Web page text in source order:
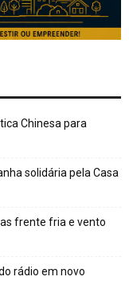
Chinesa para
solidária pela Casa
frente fria e vento
rádio em novo